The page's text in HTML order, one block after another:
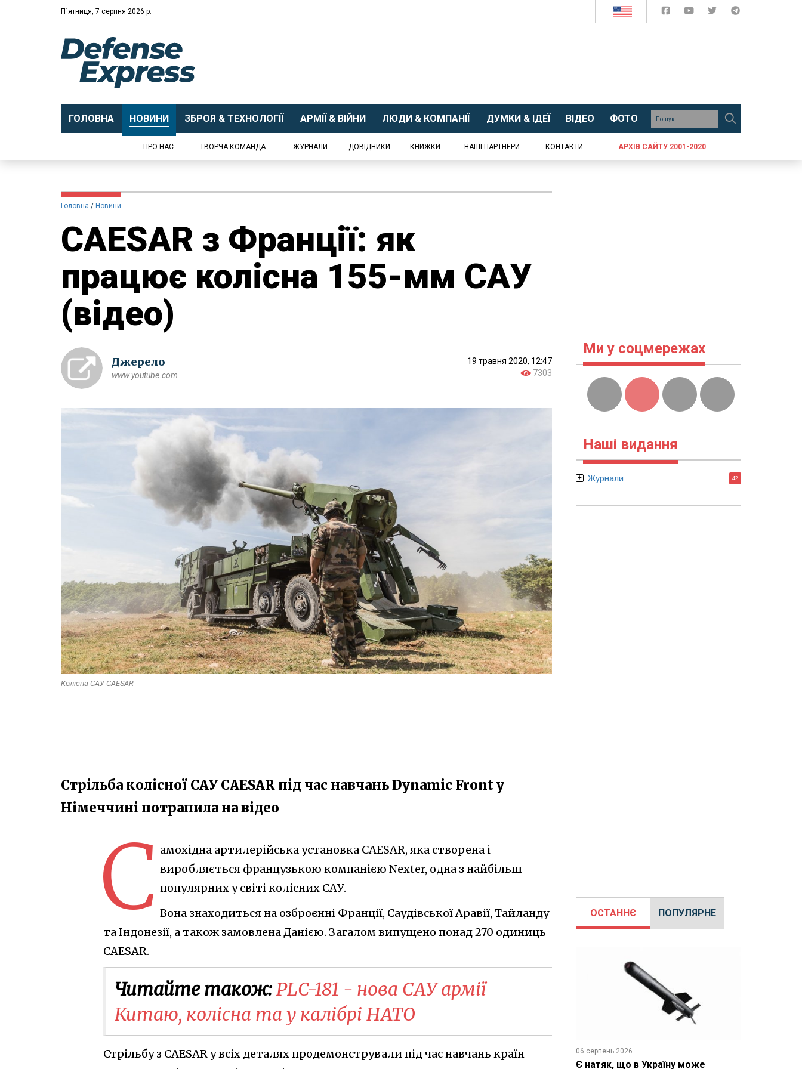
П`ятниця, 7 серпня 2026 р.
ГОЛОВНА НОВИНИ ЗБРОЯ & ТЕХНОЛОГІЇ АРМІЇ & ВІЙНИ ЛЮДИ & КОМПАНІЇ ДУМКИ & ІДЕЇ ВІДЕО ФОТО
ПРО НАС ТВОРЧА КОМАНДА ЖУРНАЛИ ДОВІДНИКИ КНИЖКИ НАШІ ПАРТНЕРИ КОНТАКТИ АРХІВ САЙТУ 2001-2020
Головна Новини
​CAESAR з Франції: як
працює колісна 155-мм САУ
(відео)
Джерело
www.youtube.com
19 травня 2020, 12:47
7303
Колісна САУ CAESAR
Стрільба колісної САУ CAESAR під час навчань Dynamic Front у
Німеччині потрапила на відео
С амохідна артилерійська установка CAESAR, яка створена і
виробляється французькою компанією Nexter, одна з найбільш
популярних у світі колісних САУ.
Вона знаходиться на озброєнні Франції, Саудівської Аравії, Тайланду
та Індонезії, а також замовлена Данією. Загалом випущено понад 270 одиниць
CAESAR.
Читайте також:​PLC-181 - нова САУ армії
Китаю, колісна та у калібрі НАТО
Стрільбу з CAESAR у всіх деталях продемонстрували під час навчань країн
Ми у соцмережах
Наші видання
Журнали 42
ОСТАННЄ ПОПУЛЯРНЕ
06 серпень 2026
Є натяк, що в Україну може